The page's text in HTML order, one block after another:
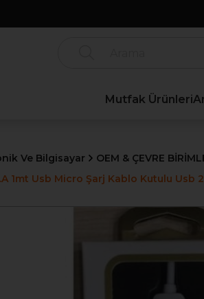
Mutfak Ürünleri
Ve Bilgisayar OEM & ÇEVRE
1mt Usb Micro Şarj Kablo Kutulu Usb